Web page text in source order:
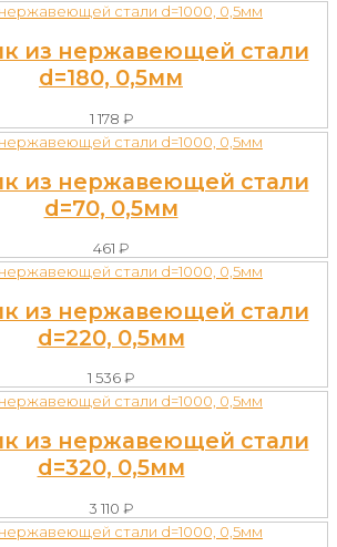
из нержавеющей стали
d=180, 0,5мм
1 178 ₽
из нержавеющей стали
d=70, 0,5мм
461 ₽
из нержавеющей стали
d=220, 0,5мм
1 536₽
из нержавеющей стали
d=320, 0,5мм
3 110 ₽